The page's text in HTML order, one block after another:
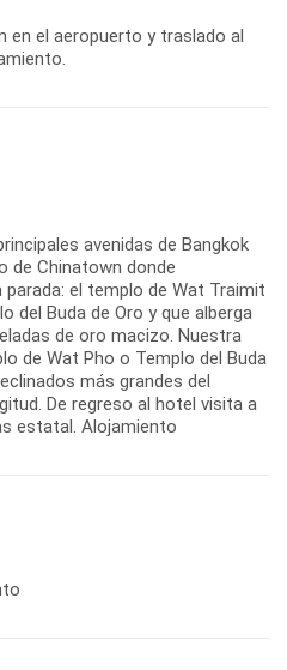
en el aeropuerto y traslado al
avenidas de Bangkok
de Chinatown donde
el templo de Wat Traimit
del Buda de Oro y que alberga
de oro macizo. Nuestra
de Wat Pho o Templo del Buda
más grandes del
De regreso al hotel visita a